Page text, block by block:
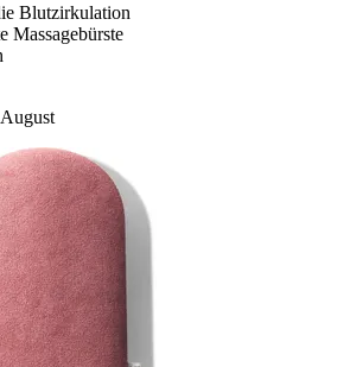
Blutzirkulation
Massagebürste